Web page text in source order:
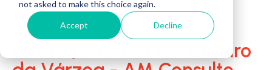
not asked to make this choice again.
Accept Decline
Detran/Ciretran em Careiro